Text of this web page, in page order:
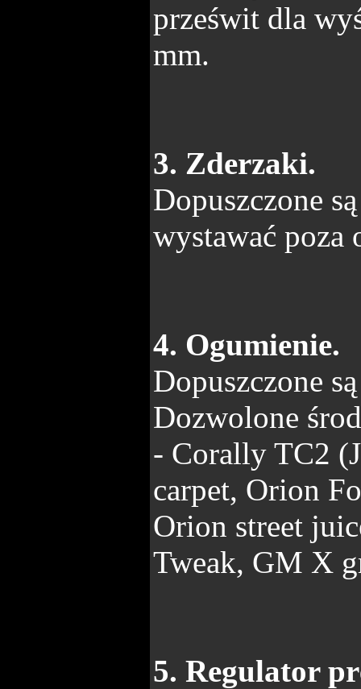
prześwit dla
mm.
3. Zderzaki.
Dopuszczone
wystawać poza
4. Ogumienie.
Dopuszczone
Dozwolone
- Corally TC2
carpet, Orion
Orion street
Tweak, GM X
5. Regulator